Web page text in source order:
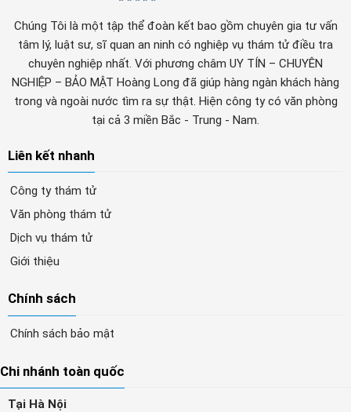
Chúng Tôi là một tập thể đoàn kết bao gồm chuyên gia tư vấn
tâm lý, luật sư, sĩ quan an ninh có nghiệp vụ thám tử điều tra
chuyên nghiệp nhất. Với phương châm UY TÍN – CHUYÊN
NGHIỆP – BẢO MẬT Hoàng Long đã giúp hàng ngàn khách hàng
trong và ngoài nước tìm ra sự thật. Hiện công ty có văn phòng
tại cả 3 miền Bắc - Trung - Nam.
Liên kết nhanh
Công ty thám tử
Văn phòng thám tử
Dịch vụ thám tử
Giới thiệu
Chính sách
Chính sách bảo mật
Chi nhánh toàn quốc
Tại Hà Nội